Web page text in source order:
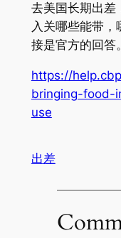
去美国长期出差
入关哪些能带
接是官方的回答。
https://
bringing-food-
use
出差